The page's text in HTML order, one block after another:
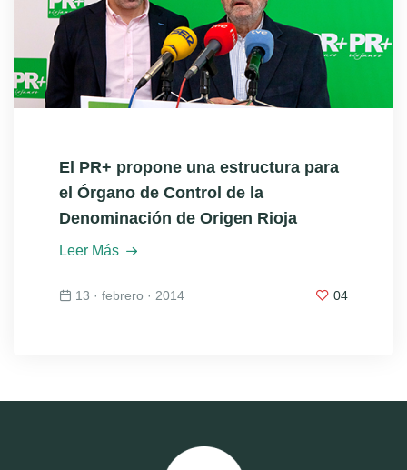
El PR+ propone una estructura para
el Órgano de Control de la
Denominación de Origen Rioja
Leer Más
13 · febrero · 2014 04